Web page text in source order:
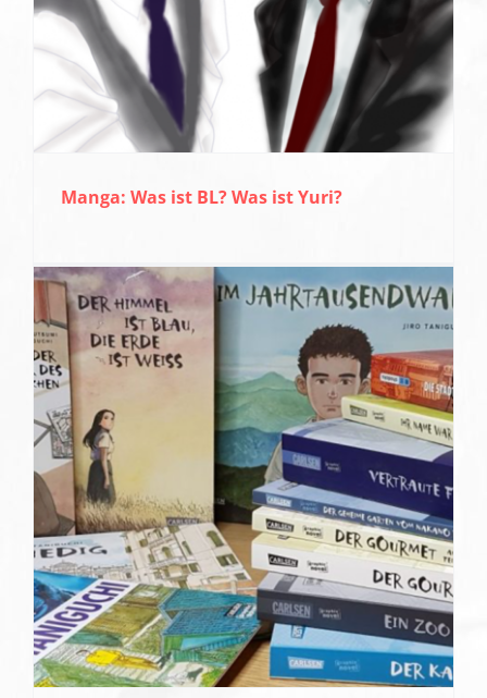
Manga: Was ist BL? Was ist Yuri?